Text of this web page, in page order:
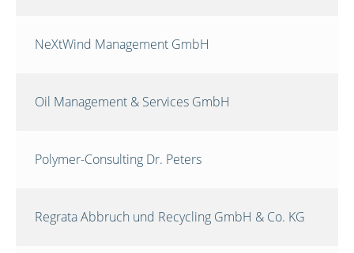
NeXtWind Management GmbH
Oil Management & Services GmbH
Polymer-Consulting Dr. Peters
Regrata Abbruch und Recycling GmbH & Co. KG